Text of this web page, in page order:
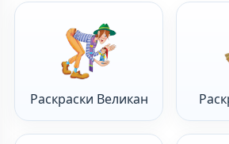
Раскраски Великан